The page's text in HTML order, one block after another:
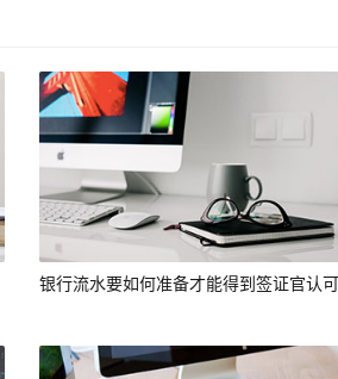
银行流水要如何准备才能得到签证官认可